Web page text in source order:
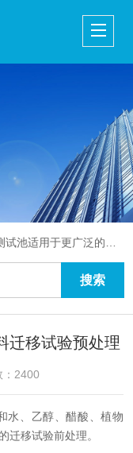
适用于更广泛的材料迁移试验预处理
迁移试验预处理
：2400
水、乙醇、醋酸、植物
迁移试验前处理。